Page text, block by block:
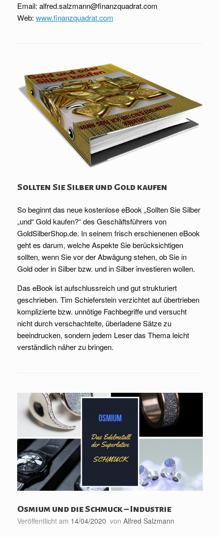
Email: alfred.salzmann@finanzquadrat.com
Web: www.finanzquadrat.com
Sollten Sie Silber und Gold kaufen
So beginnt das neue kostenlose eBook „Sollten Sie Silber
„und“ Gold kaufen?“ des Geschäftsführers von
GoldSilberShop.de. In seinem frisch erschienenen eBook
geht es darum, welche Aspekte Sie berücksichtigen
sollten, wenn Sie vor der Abwägung stehen, ob Sie in
Gold oder in Silber bzw. und in Silber investieren wollen.
Das eBook ist aufschlussreich und gut strukturiert
geschrieben. Tim Schieferstein verzichtet auf übertrieben
komplizierte bzw. unnötige Fachbegriffe und versucht
nicht durch verschachtelte, überladene Sätze zu
beeindrucken, sondern jedem Leser das Thema leicht
verständlich näher zu bringen.
Osmium und die Schmuck – Industrie
Veröffentlicht am 14/04/2020 von Alfred Salzmann